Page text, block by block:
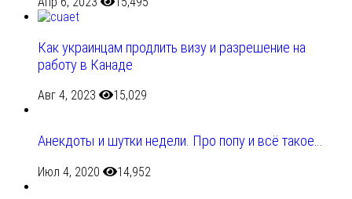
Как украинцам продлить визу и разрешение на
работу в Канаде
Авг 4, 2023 15,029
Анекдоты и шутки недели. Про попу и всё такое…
Июл 4, 2020 14,952